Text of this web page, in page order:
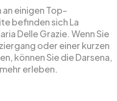
an einigen Top-
befinden sich La
Delle Grazie. Wenn Sie
oder einer kurzen
können Sie die Darsena,
erleben.